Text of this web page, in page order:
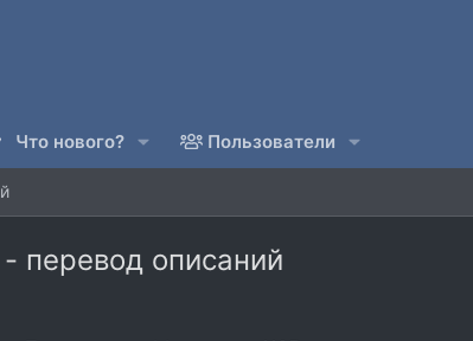
Что нового? Пользователи
перевод описаний